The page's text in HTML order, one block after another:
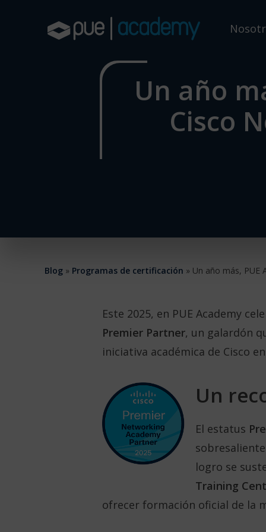
Un año
Cisco
Blog » Programas de certificación » Un año más, PUE
Este 2025, en PUE Academy
Premier Partner, un galardón
iniciativa académica de Cisco
Un
El estatus
logro se
Training
ofrecer formación oficial de la